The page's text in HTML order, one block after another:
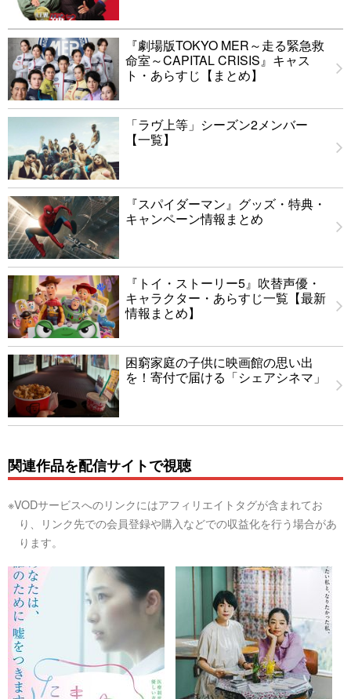
『劇場版TOKYO MER～走る緊急救
命室～CAPITAL CRISIS』キャス
ト・あらすじ【まとめ】
「ラヴ上等」シーズン2メンバー
【一覧】
『スパイダーマン』グッズ・特典・
キャンペーン情報まとめ
『トイ・ストーリー5』吹替声優・
キャラクター・あらすじ一覧【最新
情報まとめ】
困窮家庭の子供に映画館の思い出
を！寄付で届ける「シェアシネマ」
関連作品を配信サイトで視聴
※VODサービスへのリンクにはアフィリエイトタグが含まれてお
り、リンク先での会員登録や購入などでの収益化を行う場合があ
ります。